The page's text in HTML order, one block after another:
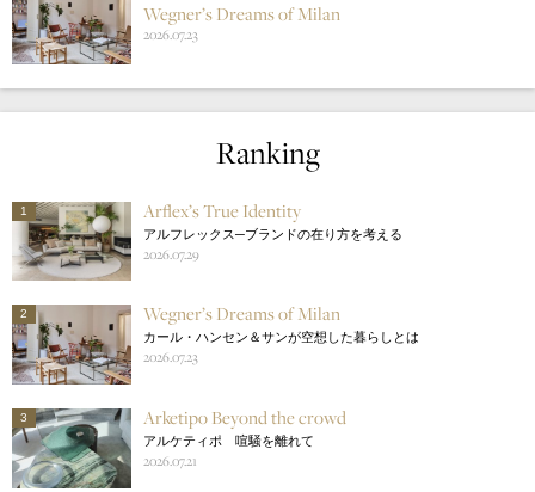
Wegner’s Dreams of Milan
2026.07.23
Ranking
1 Arflex’s True Identity
アルフレックス─ブランドの在り方を考える
2026.07.29
2 Wegner’s Dreams of Milan
カール・ハンセン＆サンが空想した暮らしとは
2026.07.23
3 Arketipo Beyond the crowd
アルケティポ 喧騒を離れて
2026.07.21